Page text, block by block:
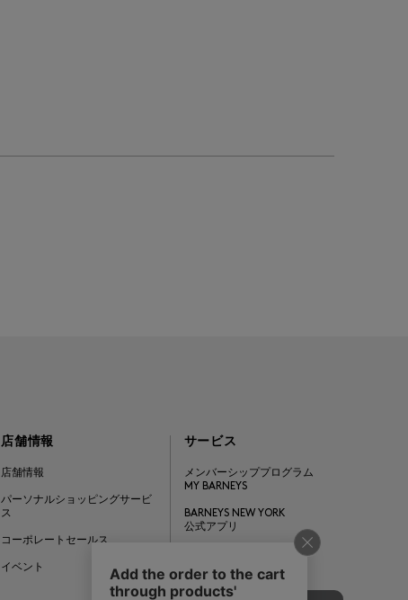
店舗情報
店舗情報
パーソナルショッピングサービ
ス
コーポレートセールス
イベント
サービス
メンバーシッププログラム
MY BARNEYS
BARNEYS NEW YORK
公式アプリ